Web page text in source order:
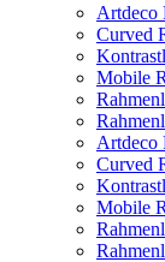
Artdeco
Curved
Mobile
Artdeco
Curved
Mobile